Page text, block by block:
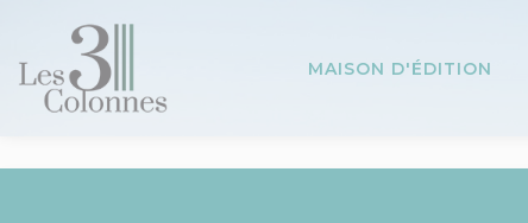
MAISON D'ÉDITION